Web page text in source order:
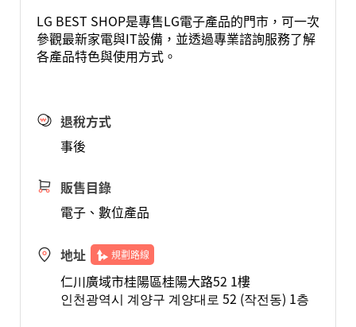
LG BEST SHOP是專售LG電子產品的門市，可一次
參觀最新家電與IT設備，並透過專業諮詢服務了解
各產品特色與使用方式。
退稅方式
事後
販售目錄
電子、數位產品
地址 規劃路線
仁川廣域市桂陽區桂陽大路52 1樓
인천광역시 계양구 계양대로 52 (작전동) 1층